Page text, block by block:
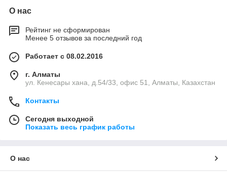
О нас
Рейтинг не сформирован
Менее 5 отзывов за последний год
Работает с 08.02.2016
г. Алматы
ул. Кенесары хана, д.54/33, офис 51, Алматы, Казахстан
Контакты
Сегодня выходной
Показать весь график работы
О нас